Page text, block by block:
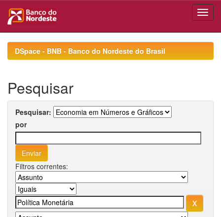
navigationDSpace - BNB - Banco do Nordeste do Brasil
Pesquisar
Pesquisar:
por
Filtros correntes: